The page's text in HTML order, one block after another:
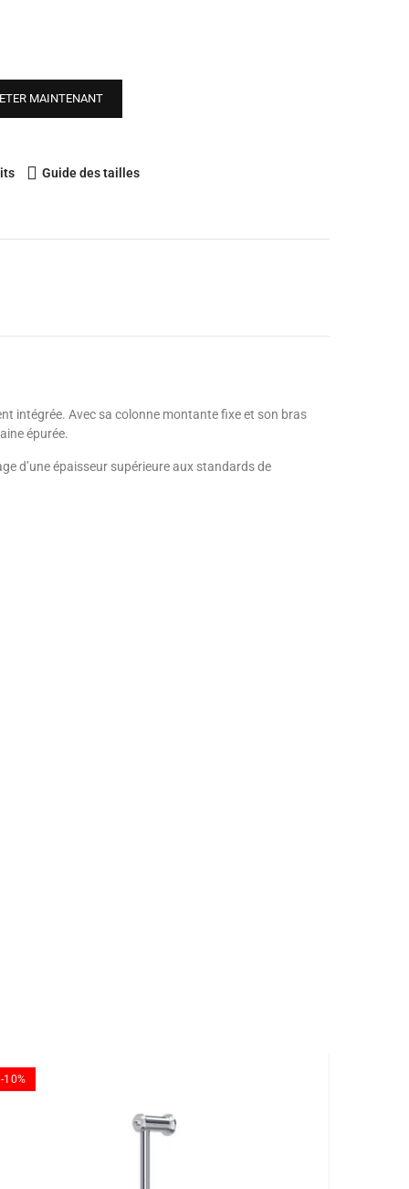
MAINTENANT
Guide des tailles
intégrée. Avec sa colonne montante fixe et son bras
épurée.
d’une épaisseur supérieure aux standards de
-10%